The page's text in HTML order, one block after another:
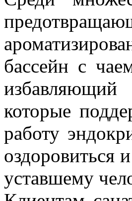
бассейн с
избавляющий
которые
работу
оздоровиться
уставшему